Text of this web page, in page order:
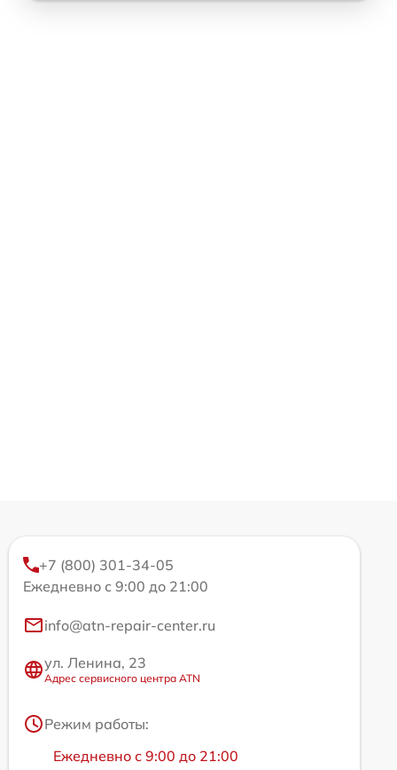
+7 (800) 301-34-05
Ежедневно с 9:00 до 21:00
info@atn-repair-center.ru
ул. Ленина, 23
Адрес сервисного центра ATN
Режим работы:
Ежедневно с 9:00 до 21:00